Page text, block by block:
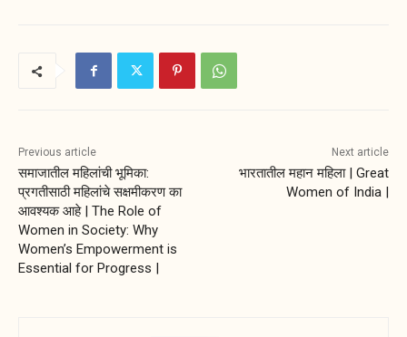
Previous article
समाजातील महिलांची भूमिका:
प्रगतीसाठी महिलांचे सक्षमीकरण का
आवश्यक आहे | The Role of
Women in Society: Why
Women’s Empowerment is
Essential for Progress |
Next article
भारतातील महान महिला | Great
Women of India |